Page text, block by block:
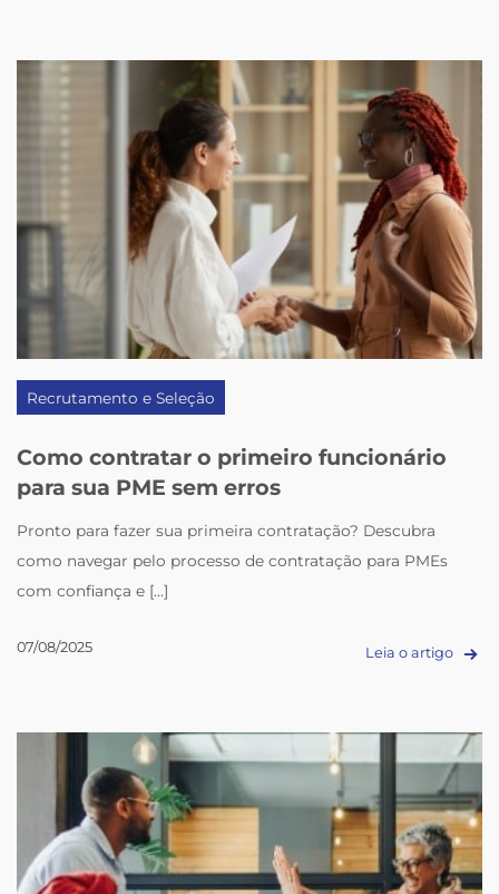
Recrutamento e Seleção
Como contratar o primeiro funcionário
para sua PME sem erros
Pronto para fazer sua primeira contratação? Descubra
como navegar pelo processo de contratação para PMEs
com confiança e [...]
07/08/2025 Leia o artigo